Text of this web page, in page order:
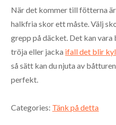
När det kommer till fötterna
halkfria skor ett måste. Välj
grepp på däcket. Det kan vara
tröja eller jacka ifall det blir
så sätt kan du njuta av
perfekt.
Categories: Tänk på detta